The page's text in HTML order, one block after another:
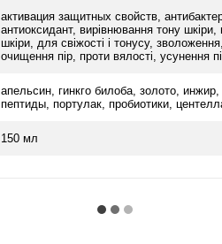
активация защитных свойств,
антиоксидант, вирівнювання тону шкіри,
шкіри, для свіжості і тонусу,
очищення пір, проти вялості, усунення
апельсин, гинкго билоба, золото, инжир,
пептиды, портулак, пробиотики,
150 мл